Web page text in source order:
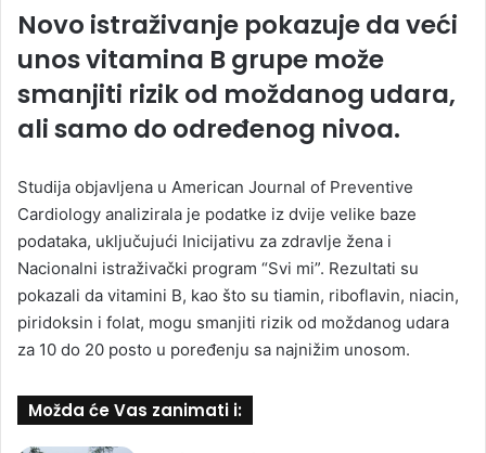
Novo istraživanje pokazuje da veći
unos vitamina B grupe može
smanjiti rizik od moždanog udara,
ali samo do određenog nivoa.
Studija objavljena u American Journal of Preventive
Cardiology analizirala je podatke iz dvije velike baze
podataka, uključujući Inicijativu za zdravlje žena i
Nacionalni istraživački program “Svi mi”. Rezultati su
pokazali da vitamini B, kao što su tiamin, riboflavin, niacin,
piridoksin i folat, mogu smanjiti rizik od moždanog udara
za 10 do 20 posto u poređenju sa najnižim unosom.
Možda će Vas zanimati i: